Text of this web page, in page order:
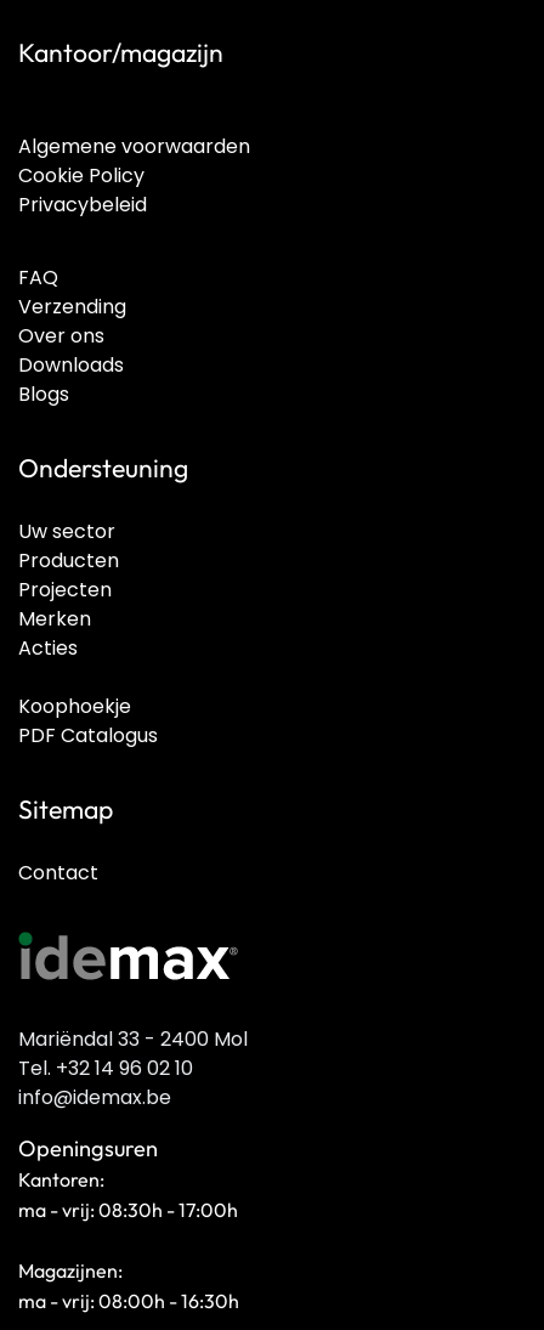
Kantoor/magazijn
Algemene voorwaarden
Cookie Policy
Privacybeleid
FAQ
Verzending
Over ons
Downloads
Blogs
Ondersteuning
Uw sector
Producten
Projecten
Merken
Acties
Koophoekje
PDF Catalogus
Sitemap
Contact
Mariëndal 33 - 2400 Mol
Tel. +32 14 96 02 10
info@idemax.be
Openingsuren
Kantoren:
ma - vrij: 08:30h - 17:00h
Magazijnen:
ma - vrij: 08:00h - 16:30h